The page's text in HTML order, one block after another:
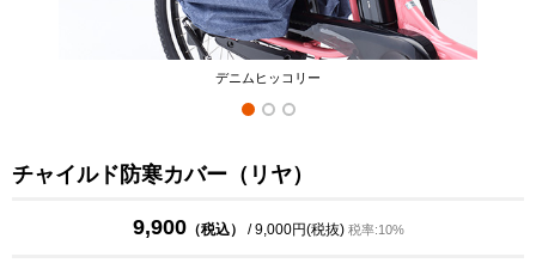
デニムヒッコリー
チャイルド防寒カバー（リヤ）
9,900（税込） / 9,000円(税抜) 税率:10%